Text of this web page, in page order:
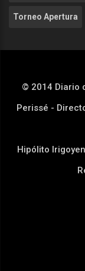
Torneo Apertura
© 2014 Diario
Perissé -
Hipólito